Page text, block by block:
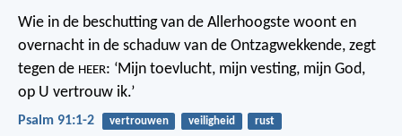
Wie in de beschutting van de Allerhoogste woont en
overnacht in de schaduw van de Ontzagwekkende, zegt
tegen de HEER: ‘Mijn toevlucht, mijn vesting, mijn God,
op U vertrouw ik.’
Psalm 91:1-2 vertrouwen veiligheid rust